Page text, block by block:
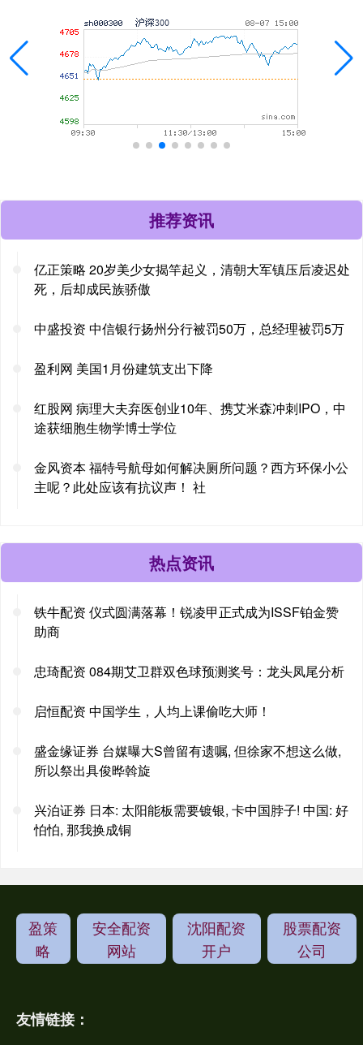
推荐资讯
亿正策略 20岁美少女揭竿起义，清朝大军镇压后凌迟处
死，后却成民族骄傲
中盛投资 中信银行扬州分行被罚50万，总经理被罚5万
盈利网 美国1月份建筑支出下降
红股网 病理大夫弃医创业10年、携艾米森冲刺IPO，中
途获细胞生物学博士学位
金风资本 福特号航母如何解决厕所问题？西方环保小公
主呢？此处应该有抗议声！ 社
热点资讯
铁牛配资 仪式圆满落幕！锐凌甲正式成为ISSF铂金赞
助商
忠琦配资 084期艾卫群双色球预测奖号：龙头凤尾分析
启恒配资 中国学生，人均上课偷吃大师！
盛金缘证券 台媒曝大S曾留有遗嘱, 但徐家不想这么做,
所以祭出具俊晔斡旋
兴泊证券 日本: 太阳能板需要镀银, 卡中国脖子! 中国: 好
怕怕, 那我换成铜
盈策
略
安全配资
网站
沈阳配资
开户
股票配资
公司
友情链接：